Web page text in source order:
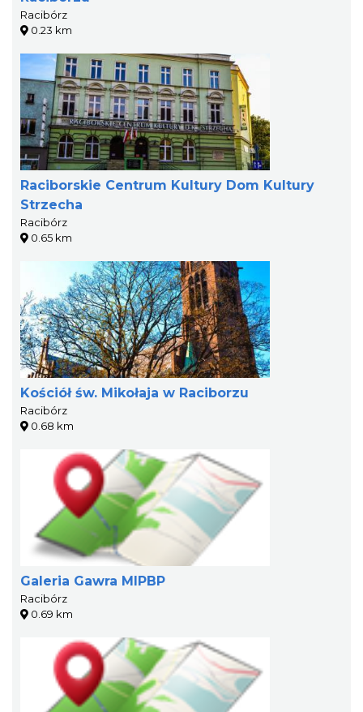
Racibórz
0.23 km
Raciborskie Centrum Kultury Dom Kultury
Strzecha
Racibórz
0.65 km
Kościół św. Mikołaja w Raciborzu
Racibórz
0.68 km
Galeria Gawra MIPBP
Racibórz
0.69 km